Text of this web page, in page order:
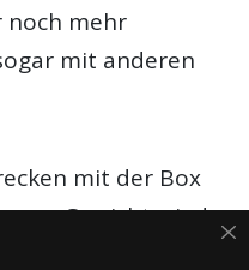
noch mehr
mit anderen
mit der Box
Gewicht wieder